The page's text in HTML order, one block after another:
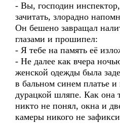
- Вы, господин
зачитать, злорадно
Он бешено завращал
глазами и прошипел:
- Я тебе на память её
- Не далее как вчера
женской одежды была
в бальном синем платье и
дурацкой шляпе. Как она
никто не понял, окна и
камеры никого не